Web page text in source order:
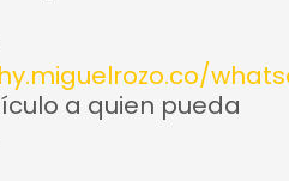
a quien pueda